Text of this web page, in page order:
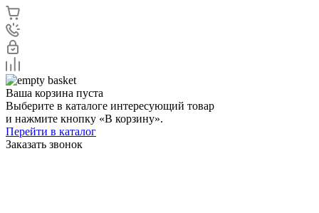
Ваша корзина пуста
Выберите в каталоге интересующий товар
и нажмите кнопку «В корзину».
Перейти в каталог
Заказать звонок